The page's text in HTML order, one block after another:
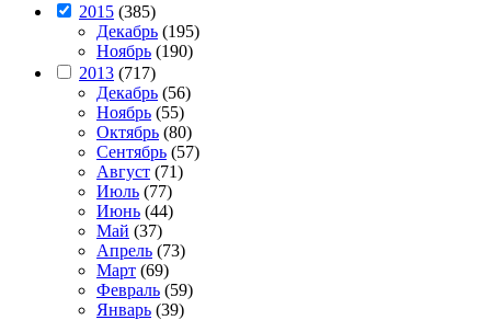
2015 (385)
Декабрь (195)
Ноябрь (190)
2013 (717)
Декабрь (56)
Ноябрь (55)
Октябрь (80)
Сентябрь (57)
Август (71)
Июль (77)
Июнь (44)
Май (37)
Апрель (73)
Март (69)
Февраль (59)
Январь (39)